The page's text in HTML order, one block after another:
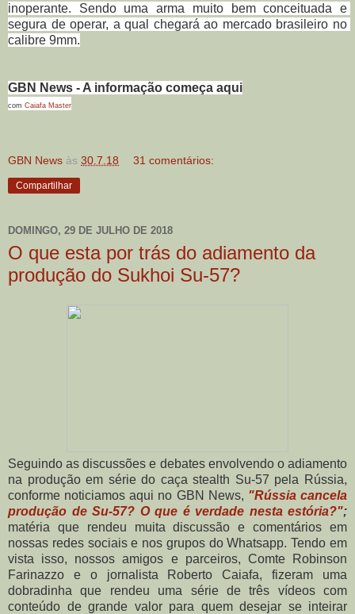
inoperante. Sendo uma arma muito bem conceituada e
segura de operar, a qual chegará ao mercado brasileiro no
calibre 9mm.
GBN News - A informação começa aqui
com Caiafa Master
GBN News às 30.7.18 31 comentários:
Compartilhar
DOMINGO, 29 DE JULHO DE 2018
O que esta por trás do adiamento da
produção do Sukhoi Su-57?
Seguindo as discussões e debates envolvendo o adiamento
na produção em série do caça stealth Su-57 pela Rússia,
conforme noticiamos aqui no GBN News, "Rússia cancela
produção de Su-57? O que é verdade nesta estória?";
matéria que rendeu muita discussão e comentários em
nossas redes sociais e nos grupos do Whatsapp. Tendo em
vista isso, nossos amigos e parceiros, Comte Robinson
Farinazzo e o jornalista Roberto Caiafa, fizeram uma
dobradinha que rendeu uma série de três vídeos com
conteúdo de grande valor para quem desejar se inteirar